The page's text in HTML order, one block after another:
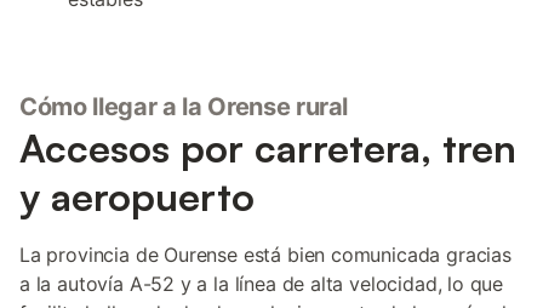
Cómo llegar a la Orense rural
Accesos por carretera, tren
y aeropuerto
La provincia de Ourense está bien comunicada gracias
a la autovía A-52 y a la línea de alta velocidad, lo que